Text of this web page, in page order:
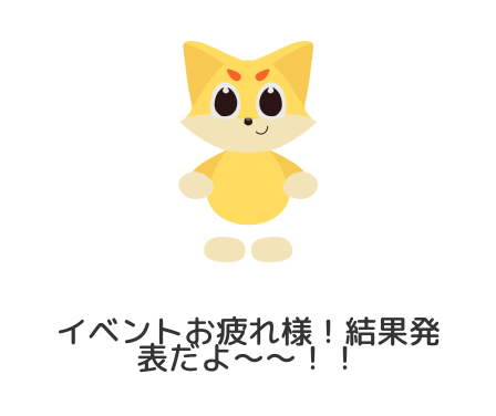
イベントお疲れ様！結果発
表だよ〜〜！！